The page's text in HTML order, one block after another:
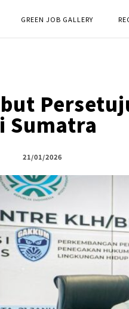
GREEN JOB GALLERY
Sumatra
21/01/2026